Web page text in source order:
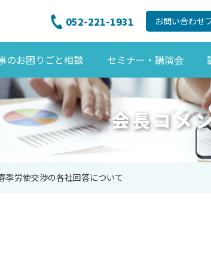
052-221-1931 お問い合わせ
のお困りごと相談 セミナー・講演会
会長コメ
季労使交渉の各社回答について